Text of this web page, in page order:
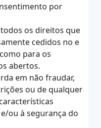
por
todos os direitos que
cedidos no e
para os
abertos.
em não fraudar,
ou de qualquer
ou à segurança do